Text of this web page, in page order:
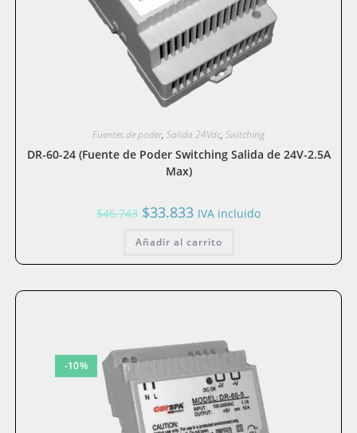
Fuentes de poder, Salida 24Vdc, Switching
DR-60-24 (Fuente de Poder Switching Salida de 24V-2.5A
Max)
$46.743 El
precio
era:
$33.833 El
precio
es:
IVA incluido
Añadir al carrito
-10%